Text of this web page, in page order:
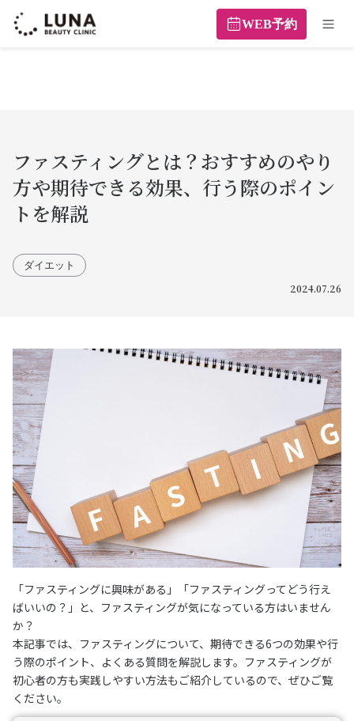
WEB予約
ファスティングとは？おすすめのやり
方や期待できる効果、行う際のポイン
トを解説
ダイエット
2024.07.26
「ファスティングに興味がある」「ファスティングってどう行え
ばいいの？」と、ファスティングが気になっている方はいません
か？
本記事では、ファスティングについて、期待できる6つの効果や行
う際のポイント、よくある質問を解説します。ファスティングが
初心者の方も実践しやすい方法もご紹介しているので、ぜひご覧
ください。